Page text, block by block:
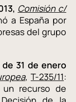
Comisión c/
a España por
del grupo
31 de enero
, T-235/11:
un recurso de